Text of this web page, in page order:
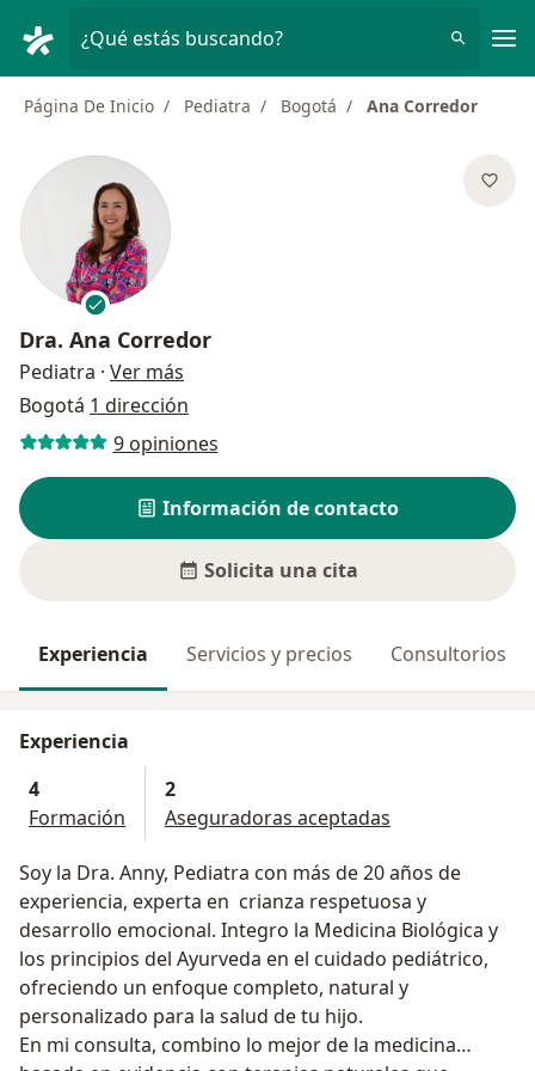
¿Qué estás buscando?
Página De Inicio Pediatra Bogotá Ana Corredor
Dra. Ana Corredor
Pediatra · Ver más
Bogotá 1 dirección
9 opiniones
Información de contacto
Solicita una cita
Experiencia Servicios y precios Consultorios
Experiencia
4
Formación
2
Aseguradoras aceptadas
Soy la Dra. Anny, Pediatra con más de 20 años de
experiencia, experta en crianza respetuosa y
desarrollo emocional. Integro la Medicina Biológica y
los principios del Ayurveda en el cuidado pediátrico,
ofreciendo un enfoque completo, natural y
personalizado para la salud de tu hijo.
En mi consulta, combino lo mejor de la medicina